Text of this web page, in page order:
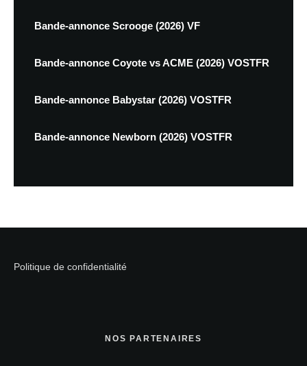
Bande-annonce Scrooge (2026) VF
Bande-annonce Coyote vs ACME (2026) VOSTFR
Bande-annonce Babystar (2026) VOSTFR
Bande-annonce Newborn (2026) VOSTFR
Politique de confidentialité
NOS PARTENAIRES